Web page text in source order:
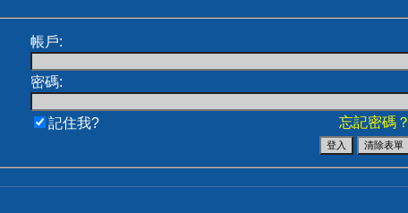
帳戶:
密碼:
忘記密碼？
記住我?